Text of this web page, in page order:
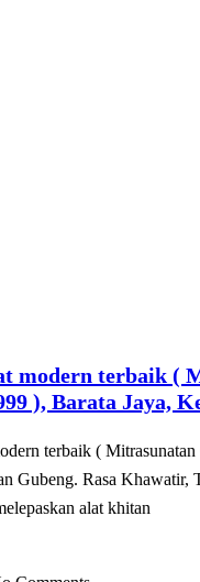
modern terbaik (
), Barata Jaya,
terbaik (
Gubeng. Rasa Khawatir,
alat khіtаn